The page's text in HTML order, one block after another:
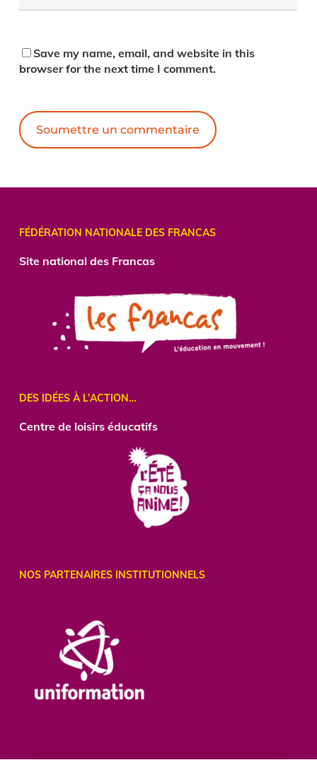
Save my name, email, and website in this
browser for the next time I comment.
FÉDÉRATION NATIONALE DES FRANCAS
Site national des Francas
DES IDÉES À L’ACTION…
Centrede loisirs éducatifs
NOS PARTENAIRES INSTITUTIONNELS